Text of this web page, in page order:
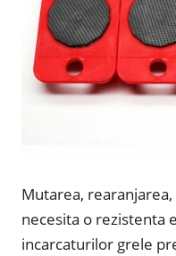
Mutarea,
necesita o rezistenta
incarcaturilor grele